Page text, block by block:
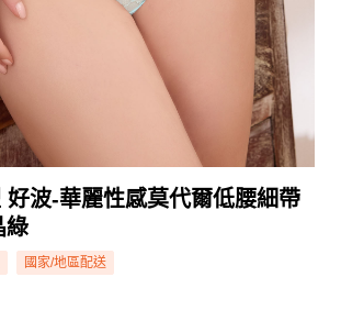
波-華麗性感莫代爾低腰細帶
綠
國家/地區配送